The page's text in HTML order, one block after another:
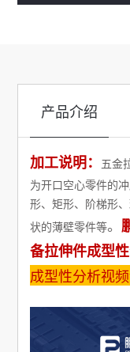
产品介绍
加工说明： 五金
为开口空心零件的
形、矩形、阶梯形
状的薄壁零件等。
备拉伸件成型
成型性分析视